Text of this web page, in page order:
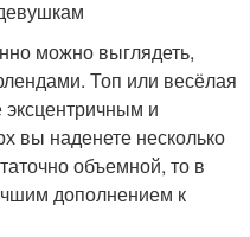
можно выглядеть,
Топ или весёлая
эксцентричным и
вы наденете несколько
объемной, то в
дополнением к